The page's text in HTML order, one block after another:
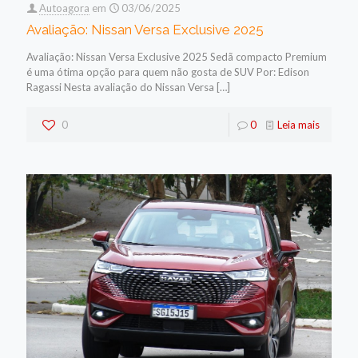
Autoagora em 03/06/2025
Avaliação: Nissan Versa Exclusive 2025
Avaliação: Nissan Versa Exclusive 2025 Sedã compacto Premium
é uma ótima opção para quem não gosta de SUV Por: Edison
Ragassi Nesta avaliação do Nissan Versa […]
0 0 Leia mais